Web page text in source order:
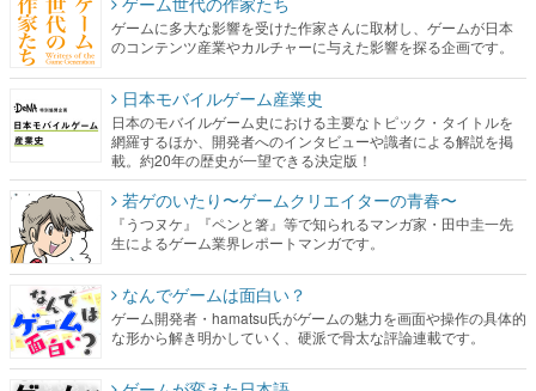
日本モバイルゲーム産業史
日本のモバイルゲーム史における主要なトピック・タイトルを
網羅するほか、開発者へのインタビューや識者による解説を掲
若ゲのいたり〜ゲームクリエイターの青春〜
『うつヌケ』『ペンと箸』等で知られるマンガ家・田中圭一先
生によるゲーム業界レポートマンガです。
なんでゲームは面白い？
ゲーム開発者・hamatsu氏がゲームの魅力を画面や操作の具体的
な形から解き明かしていく、硬派で骨太な評論連載です。
ゲームが変えた日本語
「経験値」「裏技」「ラスボス」… ゲームにまつわる言葉の起
源や用法の変遷を、コンピューター文化史研究家・タイニーP氏